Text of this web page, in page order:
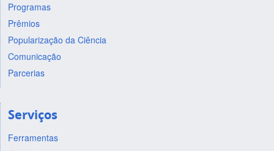
Programas
Prêmios
Popularização da Ciência
Comunicação
Parcerias
Serviços
Ferramentas